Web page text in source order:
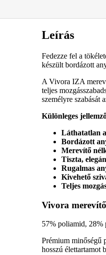
Leírás
Fedezze fel a
készült bordázott
A Vivora IZA
teljes
személyre szabását
Különleges
Láthatatlan
Bordázott
Merevítő
Tiszta,
Rugalmas
Kivehető
Teljes
Vivora
57% poliamid, 28%
Prémium minőségű
hosszú élettartamot